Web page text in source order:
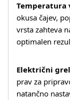
Temperatura
okusa čajev,
vrsta zahteva
optimalen
Električni
prav za
natančno